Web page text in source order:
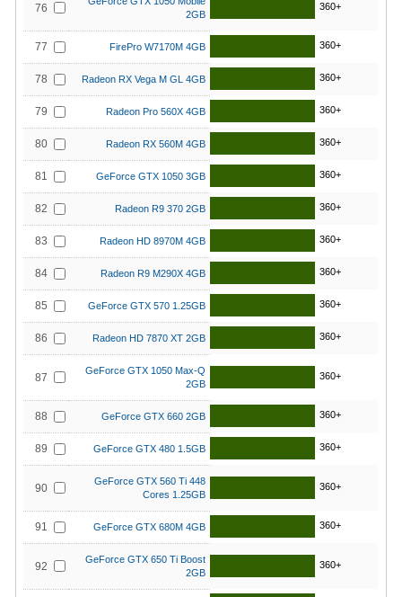
76
2GB
360+
77 FirePro W7170M 4GB 360+
78 Radeon RX Vega M GL 4GB 360+
79 Radeon Pro 560X 4GB 360+
80 Radeon RX 560M 4GB 360+
81 GeForce GTX 1050 3GB 360+
82 Radeon R9 370 2GB 360+
83 Radeon HD 8970M 4GB 360+
84 Radeon R9 M290X 4GB 360+
85 GeForce GTX 570 1.25GB 360+
86 Radeon HD 7870 XT 2GB 360+
87
GeForce GTX 1050 Max-Q
2GB
360+
88 GeForce GTX 660 2GB 360+
89 GeForce GTX 480 1.5GB 360+
90
GeForce GTX 560 Ti 448
Cores 1.25GB
360+
91 GeForce GTX 680M 4GB 360+
92
GeForce GTX 650 Ti Boost
2GB
360+